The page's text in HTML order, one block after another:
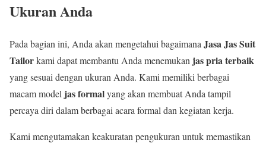
Ukuran Anda
Pada bagian ini, Anda akan mengetahui bagaimana Jasa Jas Suit
Tailorkami dapat membantu Anda menemukan jas pria terbaik
yang sesuai dengan ukuran Anda. Kami memiliki berbagai
macam model jas formalyang akan membuat Anda tampil
percaya diri dalam berbagai acara formal dan kegiatan kerja.
Kami mengutamakan keakuratan pengukuran untuk memastikan